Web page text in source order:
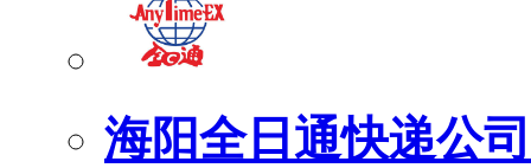
海阳全日通快递公司